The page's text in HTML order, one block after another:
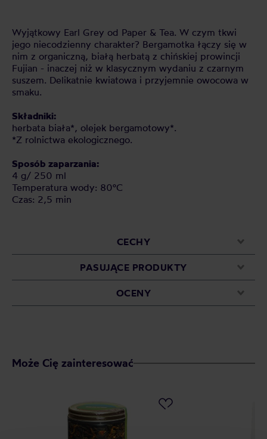
Wyjątkowy Earl Grey od Paper & Tea. W czym tkwi
jego niecodzienny charakter? Bergamotka łączy się w
nim z organiczną, białą herbatą z chińskiej prowincji
Fujian - inaczej niż w klasycznym wydaniu z czarnym
suszem. Delikatnie kwiatowa i przyjemnie owocowa w
smaku.
Składniki:
herbata biała*, olejek bergamotowy*.
*Z rolnictwa ekologicznego.
Sposób zaparzania:
4 g/ 250 ml
Temperatura wody: 80°C
Czas: 2,5 min
CECHY
PASUJĄCE PRODUKTY
OCENY
Może Cię zainteresować